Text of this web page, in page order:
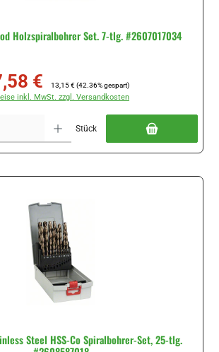
Holzspiralbohrer Set. 7-tlg. #2607017034
€ 13,15 € (42.36% gespart)
inkl. MwSt. zzgl. Versandkosten
Stück
Steel HSS-Co Spiralbohrer-Set, 25-tlg.